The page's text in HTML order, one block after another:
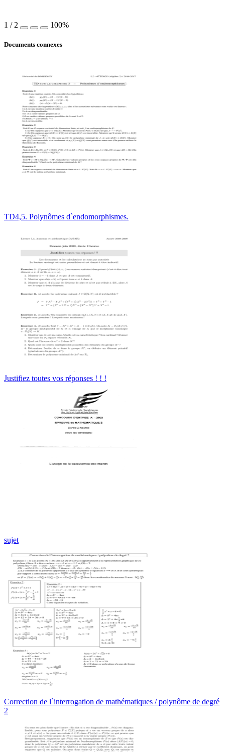
1 / 2 100%
Documents connexes
TD4,5. Polynômes d`endomorphismes.
Justifiez toutes vos réponses ! ! !
sujet
Correction de l`interrogation de mathématiques / polynôme de degré
2